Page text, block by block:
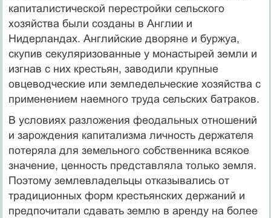
капиталистической перестройки сельского
хозяйства были созданы в Англии и
Нидерландах. Английские дворяне и буржуа,
скупив секуляризованные у монастырей земли и
изгнав с них крестьян, заводили крупные
овцеводческие или земледельческие хозяйства с
применением наемного труда сельских батраков.
В условиях разложения феодальных отношений
и зарождения капитализма личность держателя
потеряла для земельного собственника всякое
значение, ценность представляла только земля.
Поэтому землевладельцы отказывались от
традиционных форм крестьянских держаний и
предпочитали сдавать землю в аренду на более